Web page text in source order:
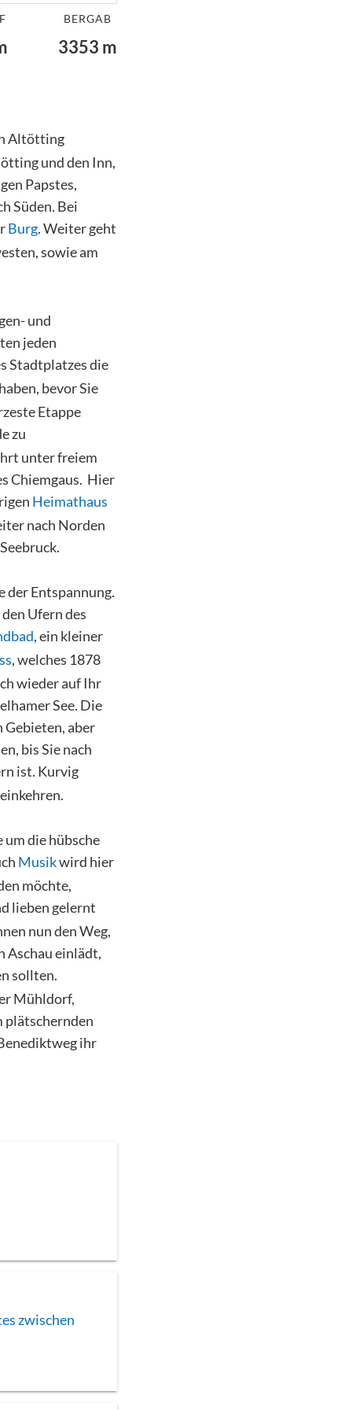
BERGAB
3353 m
Altötting
und den Inn,
Papstes,
Süden. Bei
Burg. Weiter geht
sowie am
und
jeden
Stadtplatzes die
bevor Sie
Etappe
zu
unter freiem
Chiemgaus. Hier
Heimathaus
nach Norden
der Entspannung.
Ufern des
, ein kleiner
, welches 1878
wieder auf Ihr
See. Die
aber
bis Sie nach
ist. Kurvig
um die hübsche
Musikwird hier
möchte,
lieben gelernt
nun den Weg,
Aschau einlädt,
sollten.
Mühldorf,
plätschernden
ihr
zwischen